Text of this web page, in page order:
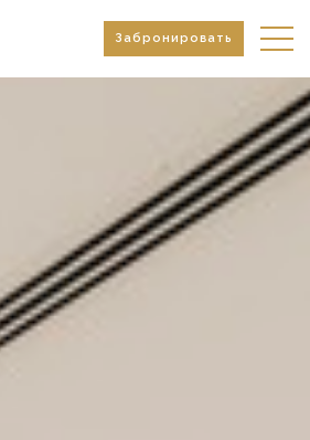
Забронировать